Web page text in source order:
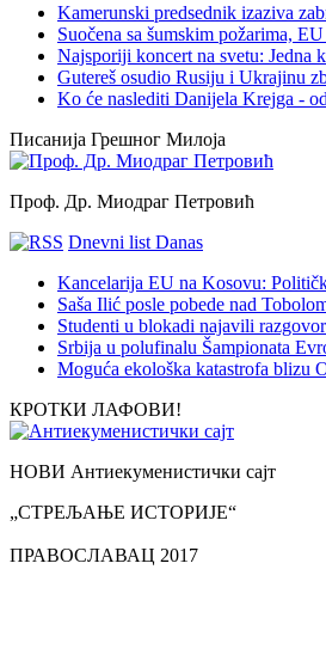
Kamerunski predsednik izaziva
Suočena sa šumskim požarima,
Najsporiji koncert na svetu: Jedna
Gutereš osudio Rusiju i Ukrajinu
Ko će naslediti Danijela Krejga -
Писанија Грешног Милоја
Проф. Др. Миодраг Петровић
Dnevni list Danas
Kancelarija EU na Kosovu:
Saša Ilić posle pobede nad
Studenti u blokadi najavili
Srbija u polufinalu Šampionata
Moguća ekološka katastrofa blizu
КРОТКИ ЛАФОВИ!
НОВИ Антиекуменистички сајт
„СТРЕЉАЊЕ ИСТОРИЈЕ“
ПРАВОСЛАВАЦ 2017